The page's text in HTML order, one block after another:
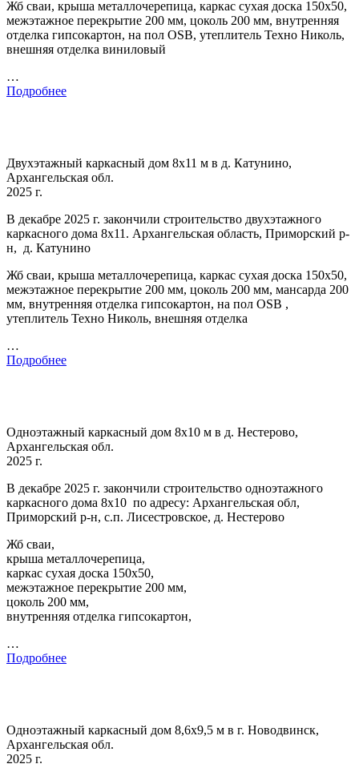
Жб сваи, крыша металлочерепица, каркас сухая доска 150х50,
межэтажное перекрытие 200 мм, цоколь 200 мм, внутренняя
отделка гипсокартон, на пол OSB, утеплитель Техно Николь,
внешняя отделка виниловый
…
Подробнее
Двухэтажный каркасный дом 8х11 м в д. Катунино,
Архангельская обл.
2025 г.
В декабре 2025 г. закончили строительство двухэтажного
каркасного дома 8х11. Архангельская область, Приморский р-
н, д. Катунино
Жб сваи, крыша металлочерепица, каркас сухая доска 150х50,
межэтажное перекрытие 200 мм, цоколь 200 мм, мансарда 200
мм, внутренняя отделка гипсокартон, на пол OSB ,
утеплитель Техно Николь, внешняя отделка
…
Подробнее
Одноэтажный каркасный дом 8х10 м в д. Нестерово,
Архангельская обл.
2025 г.
В декабре 2025 г. закончили строительство одноэтажного
каркасного дома 8х10 по адресу: Архангельская обл,
Приморский р-н, с.п. Лисестровское, д. Нестерово
Жб сваи,
крыша металлочерепица,
каркас сухая доска 150х50,
межэтажное перекрытие 200 мм,
цоколь 200 мм,
внутренняя отделка гипсокартон,
…
Подробнее
Одноэтажный каркасный дом 8,6х9,5 м в г. Новодвинск,
Архангельская обл.
2025 г.